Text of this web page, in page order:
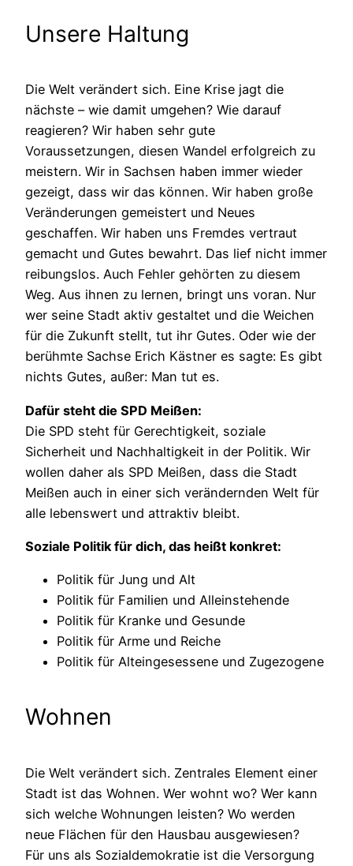
Unsere Haltung
Die Welt verändert sich. Eine Krise jagt die
nächste – wie damit umgehen? Wie darauf
reagieren? Wir haben sehr gute
Voraussetzungen, diesen Wandel erfolgreich zu
meistern. Wir in Sachsen haben immer wieder
gezeigt, dass wir das können. Wir haben große
Veränderungen gemeistert und Neues
geschaffen. Wir haben uns Fremdes vertraut
gemacht und Gutes bewahrt. Das lief nicht immer
reibungslos. Auch Fehler gehörten zu diesem
Weg. Aus ihnen zu lernen, bringt uns voran. Nur
wer seine Stadt aktiv gestaltet und die Weichen
für die Zukunft stellt, tut ihr Gutes. Oder wie der
berühmte Sachse Erich Kästner es sagte: Es gibt
nichts Gutes, außer: Man tut es.
Dafür steht die SPD Meißen:
Die SPD steht für Gerechtigkeit, soziale
Sicherheit und Nachhaltigkeit in der Politik. Wir
wollen daher als SPD Meißen, dass die Stadt
Meißen auch in einer sich verändernden Welt für
alle lebenswert und attraktiv bleibt.
Soziale Politik für dich, das heißt konkret:
Politik für Jung und Alt
Politik für Familien und Alleinstehende
Politik für Kranke und Gesunde
Politik für Arme und Reiche
Politik für Alteingesessene und Zugezogene
Wohnen
Die Welt verändert sich. Zentrales Element einer
Stadt ist das Wohnen. Wer wohnt wo? Wer kann
sich welche Wohnungen leisten? Wo werden
neue Flächen für den Hausbau ausgewiesen?
Für uns als Sozialdemokratie ist die Versorgung